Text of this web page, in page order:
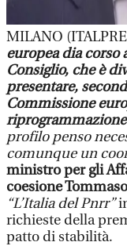
MILANO
europea dia corso
Consiglio, che è
presentare,
Commissione
profilo penso
comunque un
ministro per gli
coesione
“L’Italia del Pnrr”
richieste della
patto di stabilità.